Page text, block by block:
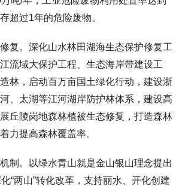
超过1年的危险废物。
复。深化山水林田湖海生态保护修复工
流域大保护工程、生态海岸带建设工
林，启动百万亩国土绿化行动，建设浙
、太湖等江河湖岸防护林体系，建设高
丘陵岗地森林植被生态修复，打造森林
力提高森林覆盖率。
制。以绿水青山就是金山银山理念提出
“两山”转化改革，支持丽水、开化创建